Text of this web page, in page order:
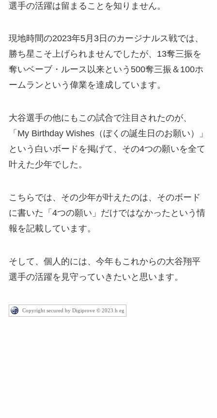
選手の活躍は留まることを知りません。
現地時間の2023年5月3日のカージナルス戦では、
勝ち星こそ上げられませんでしたが、13奪三振を
奪いベーブ・ルース以来という500奪三振＆100ホ
ームランという偉業を達成しています。
大谷選手の他にもこの試合で注目されたのが、
「My Birthday Wishes（ぼくの誕生日のお願い）」
という白いボードを掲げて、その4つの願いを全て
叶えた少年でした。
こちらでは、その少年が叶えたのは、そのボード
に書いた「4つの願い」だけではなかったという情
報を記載しています。
そして、個人的には、今年もこれからの大谷翔平
選手の活躍を見守っていきたいと思います。
Copyright secured by Digiprove © 2023 h eg